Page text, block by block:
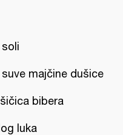
majčine dušice
bibera
luka